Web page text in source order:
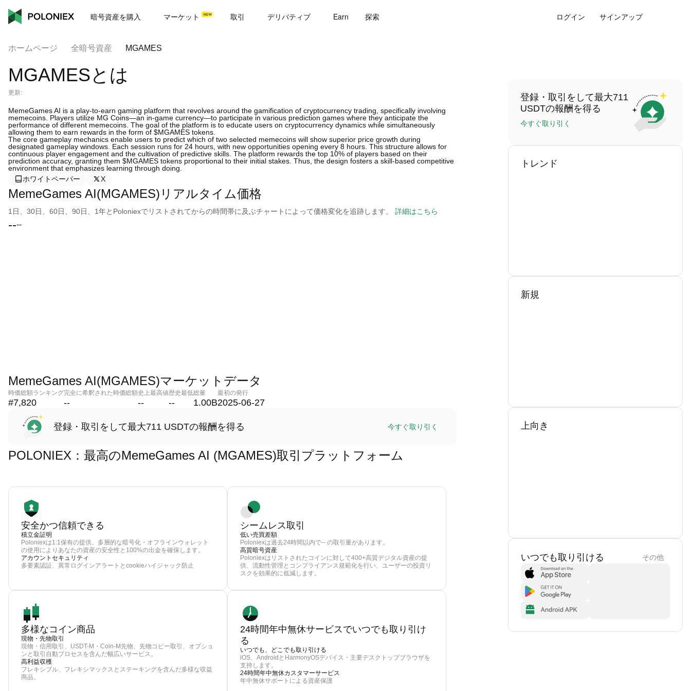
暗号資産を購入 マーケット 取引 デリバティブ Earn 探索 ログイン サインアップ
ホームページ 全暗号資産 MGAMES
MGAMESとは
更新:
MemeGames AI is a play-to-earn gaming platform that revolves around the gamification of cryptocurrency trading, specifically involving
memecoins. Players utilize MG Coins—an in-game currency—to participate in various prediction games where they anticipate the
performance of different memecoins. The goal of the platform is to educate users on cryptocurrency dynamics while simultaneously
allowing them to earn rewards in the form of $MGAMES tokens.
The core gameplay mechanics enable users to predict which of two selected memecoins will show superior price growth during
designated gameplay windows. Each session runs for 24 hours, with new opportunities opening every 8 hours. This structure allows for
continuous player engagement and the cultivation of predictive skills. The platform rewards the top 10% of players based on their
prediction accuracy, granting them $MGAMES tokens proportional to their initial stakes. Thus, the design fosters a skill-based competitive
environment that emphasizes learning through doing.
ホワイトペーパー
X
MemeGames AI(MGAMES)リアルタイム価格
1日、30日、60日、90日、1年とPoloniexでリストされてからの時間帯に及ぶチャートによって価格変化を追跡します。 詳細はこちら
----
MemeGames AI(MGAMES)マーケットデータ
時価総額ランキング
#7,820
完全に希釈された時価総額
--
史上最高値
--
歴史最低
--
総量
1.00B
最初の発行
2025-06-27
登録・取引をして最大711 USDTの報酬を得る 今すぐ取り引く
POLONIEX：最高のMemeGames AI (MGAMES)取引プラットフォーム
安全かつ信頼できる
積立金証明
Poloniexは1:1保有の提供、多層的な暗号化・オフラインウォレット
の使用によりあなたの資産の安全性と100%の出金を確保します。
アカウントセキュリティ
多要素認証、異常ログインアラートとcookieハイジャック防止
シームレス取引
低い売買差額
Poloniexは過去24時間以内で-- の取引量があります。
高質暗号資産
Poloniexはリストされたコインに対して400+高質デジタル資産の提
供、流動性管理とコンプライアンス規範化を行い、ユーザーの投資リ
スクを効果的に低減します。
多様なコイン商品
現物・先物取引
現物・信用取引、USDT-M・Coin-M先物、先物コピー取引、オプショ
ンと取引自動プロセスを含んだ幅広いサービス。
高利益収穫
フレキシブル、フレキシマックスとステーキングを含んだ多様な収益
商品。
24時間年中無休サービスでいつでも取り引け
る
いつでも、どこでも取り引ける
iOS、AndroidとHarmonyOSデバイス・主要デスクトップブラウザを
支持します。
24時間年中無休カスタマーサービス
年中無休サポートによる資産保護
登録・取引をして最大711
USDTの報酬を得る
今すぐ取り引く
トレンド
新規
上向き
いつでも取り引ける その他